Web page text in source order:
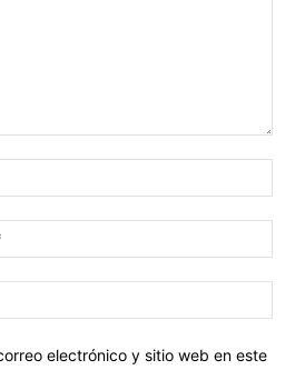
electrónico y sitio web en este